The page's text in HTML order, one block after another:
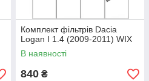
Комплект фільтрів Dacia
Logan I 1.4 (2009-2011) WIX
В наявності
840 ₴